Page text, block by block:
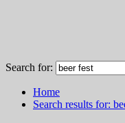
Search for:
Home
Search results for: